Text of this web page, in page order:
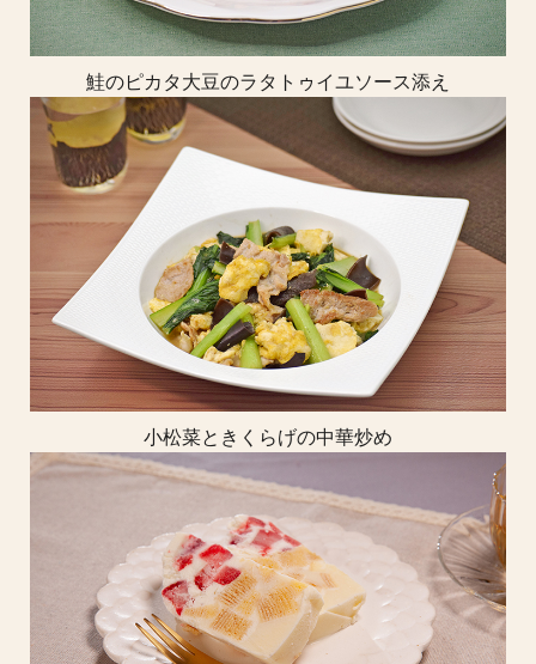
鮭のピカタ大豆のラタトゥイユソース添え
小松菜ときくらげの中華炒め